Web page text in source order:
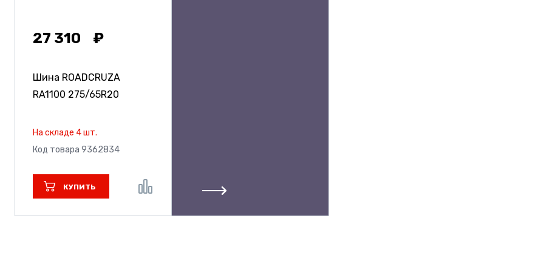
27 310
Шина ROADCRUZA
RA1100 275/65R20
На складе 4 шт.
Код товара 9362834
КУПИТЬ